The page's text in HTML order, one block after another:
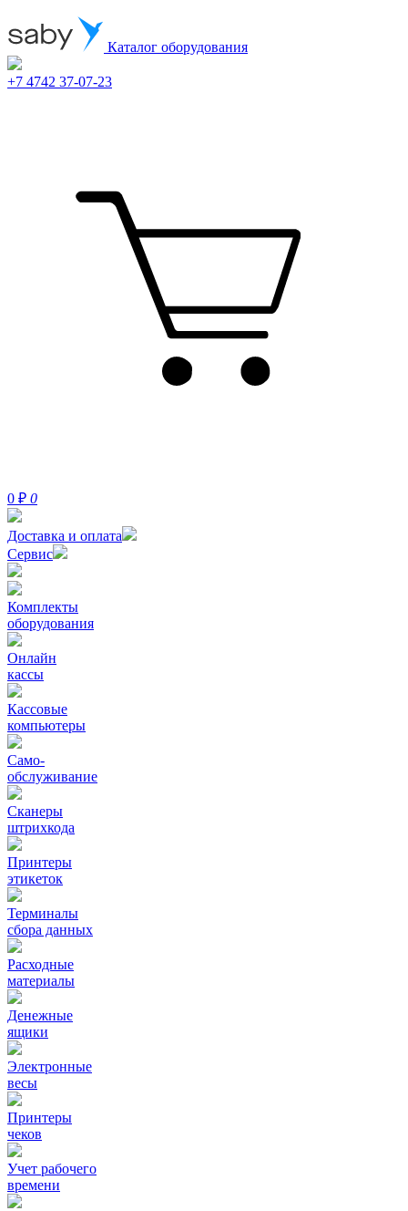
Каталог оборудования
+7 4742 37-07-23
0 ₽ 0
Доставка и оплата
Сервис
Комплекты
оборудования
Онлайн
кассы
Кассовые
компьютеры
Само-
обслуживание
Сканеры
штрихкода
Принтеры
этикеток
Терминалы
сбора данных
Расходные
материалы
Денежные
ящики
Электронные
весы
Принтеры
чеков
Учет рабочего
времени